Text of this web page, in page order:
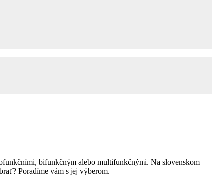
bifunkčným alebo multifunkčnými. Na slovenskom
Poradíme vám s jej výberom.